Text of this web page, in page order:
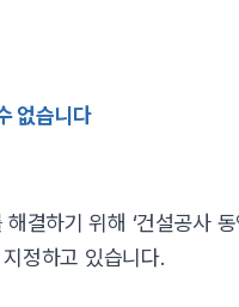
없습니다
결하기 위해 ‘건설공사
정하고 있습니다.